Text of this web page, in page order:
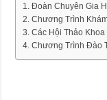
Đoàn Chuyên Gia
Chương Trình
Các Hội Thảo
Chương Trình Đào